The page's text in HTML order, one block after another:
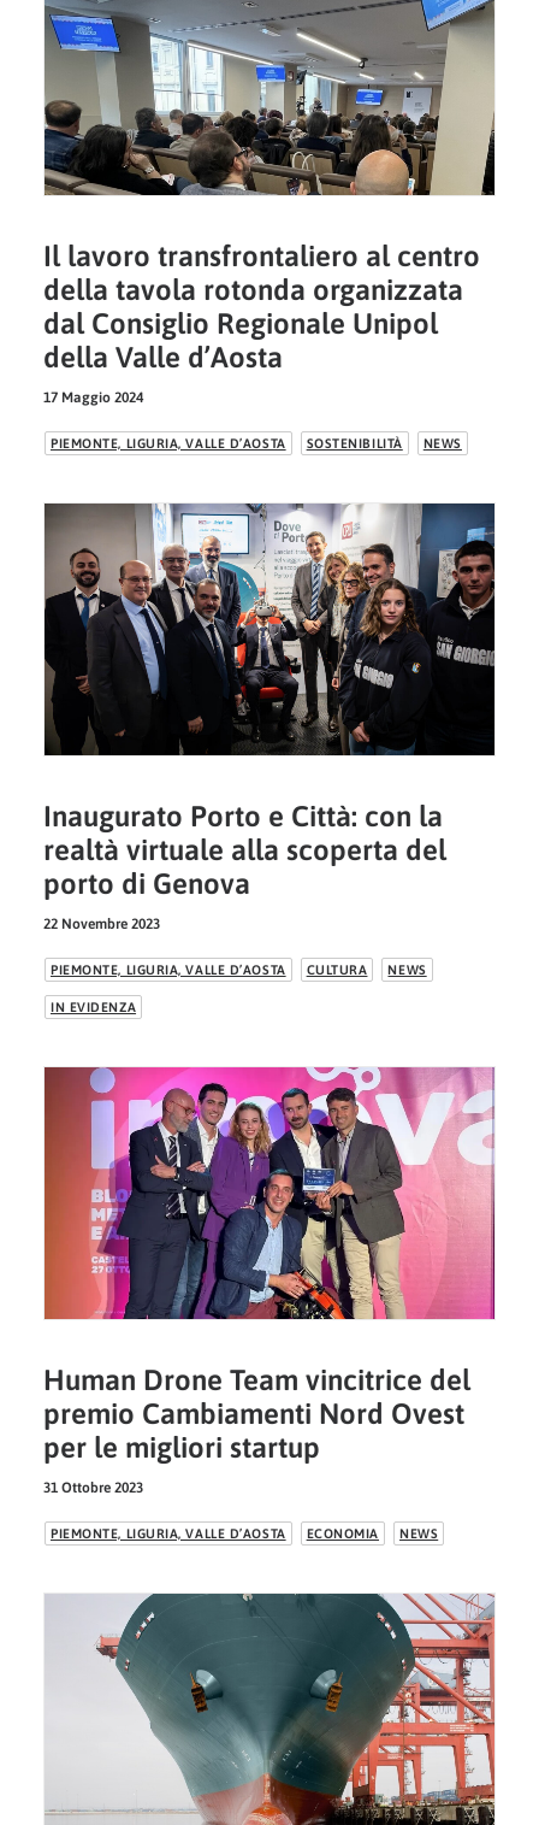
Il lavoro transfrontaliero al centro
della tavola rotonda organizzata
dal Consiglio Regionale Unipol
della Valle d’Aosta
17 Maggio 2024
PIEMONTE, LIGURIA, VALLE D’AOSTA SOSTENIBILITÀ NEWS
Inaugurato Porto e Città: con la
realtà virtuale alla scoperta del
porto di Genova
22 Novembre 2023
PIEMONTE, LIGURIA, VALLE D’AOSTA CULTURA NEWS
IN EVIDENZA
Human Drone Team vincitrice del
premio Cambiamenti Nord Ovest
per le migliori startup
31 Ottobre 2023
PIEMONTE, LIGURIA, VALLE D’AOSTA ECONOMIA NEWS